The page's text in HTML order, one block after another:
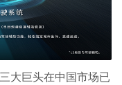
大巨头在中国市场已